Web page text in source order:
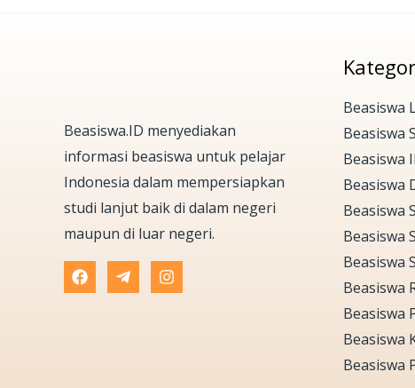
Beasiswa.ID menyediakan
informasi beasiswa untuk pelajar
Indonesia dalam mempersiapkan
studi lanjut baik di dalam negeri
maupun di luar negeri.
Beasiswa
Beasiswa
Beasiswa
Beasiswa
Beasiswa
Beasiswa
Beasiswa
Beasiswa
Beasiswa
Beasiswa
Beasiswa